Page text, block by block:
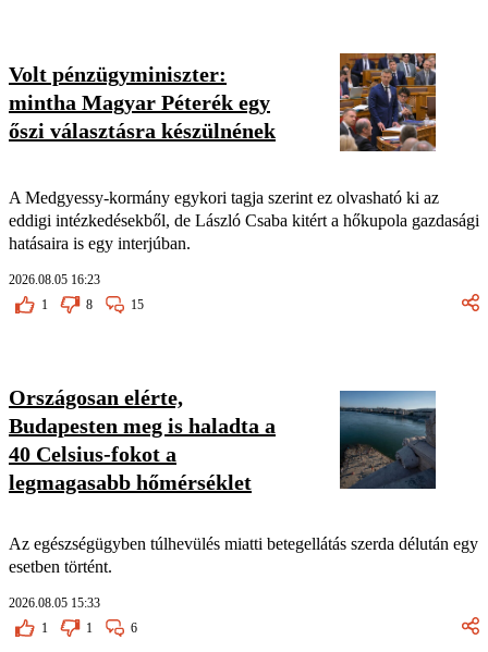
Volt pénzügyminiszter:
mintha Magyar Péterék egy
őszi választásra készülnének
A Medgyessy-kormány egykori tagja szerint ez olvasható ki az
eddigi intézkedésekből, de László Csaba kitért a hőkupola gazdasági
hatásaira is egy interjúban.
2026.08.05 16:23
1
8 15
Országosan elérte,
Budapesten meg is haladta a
40 Celsius-fokot a
legmagasabb hőmérséklet
Az egészségügyben túlhevülés miatti betegellátás szerda délután egy
esetben történt.
2026.08.05 15:33
1
1 6